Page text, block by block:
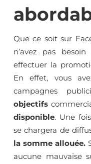
Que ce soit sur
n’avez pas
effectuer la
En effet, vous
campagnes
objectifs
disponible. Une
se chargera de
la somme allouée.
aucune mauvaise